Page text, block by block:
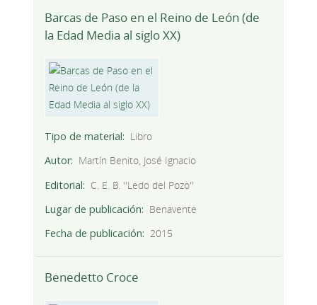
Barcas de Paso en el Reino de León (de
la Edad Media al siglo XX)
Tipo de material
Libro
Autor
Martín Benito, José Ignacio
Editorial
C. E. B. ''Ledo del Pozo''
Lugar de publicación
Benavente
Fecha de publicación
2015
Benedetto Croce